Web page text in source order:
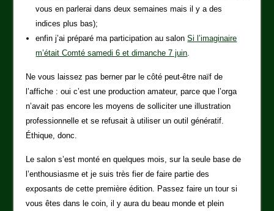
vous en parlerai dans deux semaines mais il y a des
indices plus bas);
enfin j’ai préparé ma participation au salonSi l’imaginaire
m’était Comté samedi 6 et dimanche 7 juin.
Ne vous laissez pas berner par le côté peut-être naïf de
l’affiche : oui c’est une production amateur, parce que l’orga
n’avait pas encore les moyens de solliciter une illustration
professionnelle et se refusait à utiliser un outil génératif.
Éthique, donc.
Le salon s’est monté en quelques mois, sur la seule base de
l’enthousiasme et je suis très fier de faire partie des
exposants de cette première édition. Passez faire un tour si
vous êtes dans le coin, il y aura du beau monde et plein